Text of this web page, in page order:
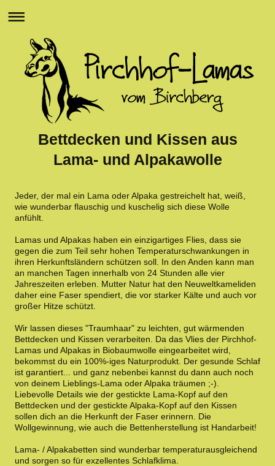
Bettdecken und Kissen aus
Lama- und Alpakawolle
Jeder, der mal ein Lama oder Alpaka gestreichelt hat, weiß,
wie wunderbar flauschig und kuschelig sich diese Wolle
anfühlt.
Lamas und Alpakas haben ein einzigartiges Flies, dass sie
gegen die zum Teil sehr hohen Temperaturschwankungen in
ihren Herkunftsländern schützen soll. In den Anden kann man
an manchen Tagen innerhalb von 24 Stunden alle vier
Jahreszeiten erleben. Mutter Natur hat den Neuweltkameliden
daher eine Faser spendiert, die vor starker Kälte und auch vor
großer Hitze schützt.
Wir lassen dieses "Traumhaar" zu leichten, gut wärmenden
Bettdecken und Kissen verarbeiten. Da das Vlies der Pirchhof-
Lamas und Alpakas in Biobaumwolle eingearbeitet wird,
bekommst du ein 100%-iges Naturprodukt. Der gesunde Schlaf
ist garantiert... und ganz nebenbei kannst du dann auch noch
von deinem Lieblings-Lama oder Alpaka träumen ;-).
Liebevolle Details wie der gestickte Lama-Kopf auf den
Bettdecken und der gestickte Alpaka-Kopf auf den Kissen
sollen dich an die Herkunft der Faser erinnern. Die
Wollgewinnung, wie auch die Bettenherstellung ist Handarbeit!
Lama- / Alpakabetten sind wunderbar temperaturausgleichend
und sorgen so für exzellentes Schlafklima.